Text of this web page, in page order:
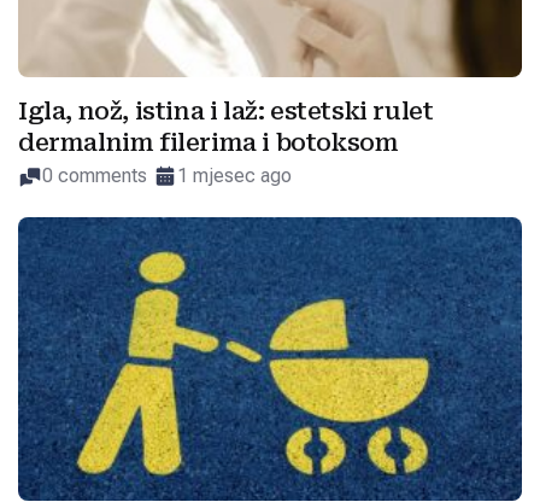
Igla, nož, istina i laž: estetski rulet
dermalnim filerima i botoksom
0 comments 1 mjesec ago